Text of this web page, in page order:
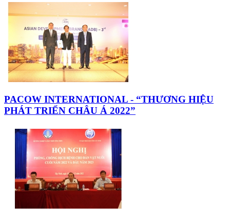
PACOW INTERNATIONAL - “THƯƠNG HIỆU
PHÁT TRIỂN CHÂU Á 2022”